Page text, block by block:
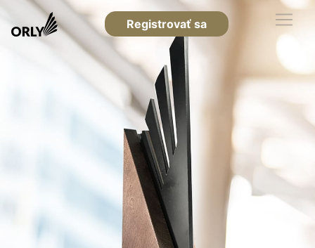
Registrovať sa